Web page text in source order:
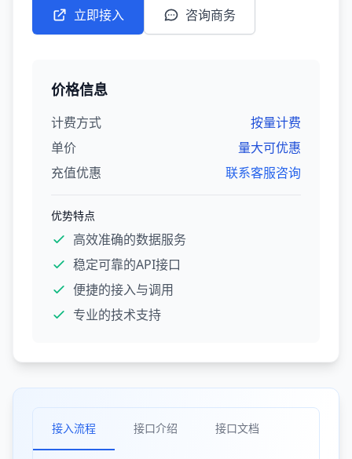
立即接入 咨询商务
价格信息
计费方式
按量计费
单价
量大可优惠
充值优惠
联系客服咨询
优势特点
高效准确的数据服务
稳定可靠的API接口
便捷的接入与调用
专业的技术支持
接入流程 接口介绍 接口文档